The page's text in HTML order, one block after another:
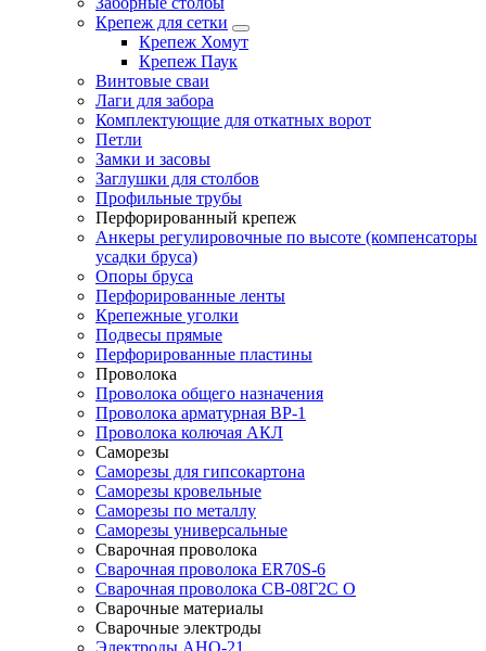
Крепеж для сетки
Крепеж Хомут
Крепеж Паук
Винтовые сваи
Лаги для забора
Комплектующие для откатных ворот
Петли
Замки и засовы
Заглушки для столбов
Профильные трубы
Перфорированный крепеж
Анкеры регулировочные по высоте (компенсаторы
усадки бруса)
Опоры бруса
Перфорированные ленты
Крепежные уголки
Подвесы прямые
Перфорированные пластины
Проволока
Проволока общего назначения
Проволока арматурная ВР-1
Проволока колючая АКЛ
Саморезы
Саморезы для гипсокартона
Саморезы кровельные
Саморезы по металлу
Саморезы универсальные
Сварочная проволока
Сварочная проволока ER70S-6
Сварочная проволока СВ-08Г2С О
Сварочные материалы
Сварочные электроды
Электроды АНО-21